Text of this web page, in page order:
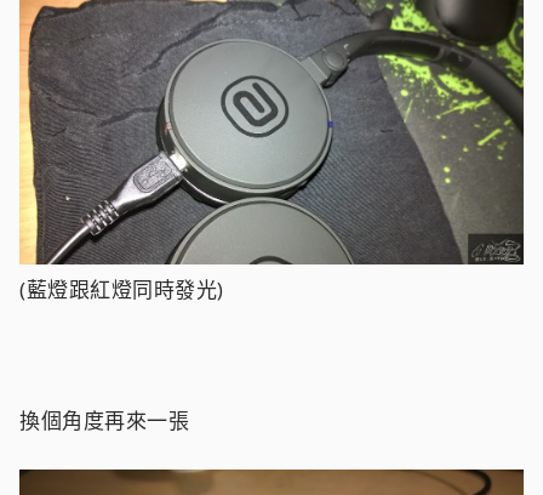
(藍燈跟紅燈同時發光)
換個角度再來一張